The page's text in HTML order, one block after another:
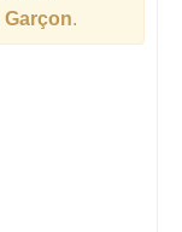
Garçon.